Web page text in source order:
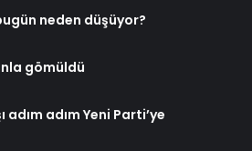
neden düşüyor?
gömüldü
adım adım Yeni Parti’ye